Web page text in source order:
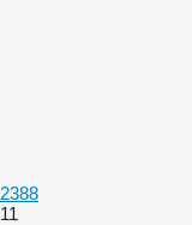
2388
11